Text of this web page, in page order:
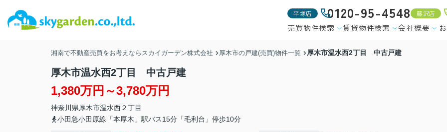
平塚店 0120-95-4548 藤沢店
売買物件検索 賃貸物件検索 会社概要
湘南で不動産売買をお考えならスカイガーデン株式会社 厚木市の戸建(売買)物件一覧 厚木市温水西2丁目 中古戸建
厚木市温水西2丁目 中古戸建
1,380万円～3,780万円
神奈川県厚木市温水西２丁目
小田急小田原線「本厚木」駅バス15分「毛利台」停歩10分